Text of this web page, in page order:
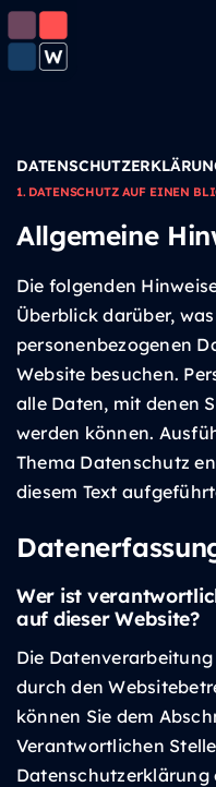
Skip
to
content
1. DATENSCHUTZ AUF EINEN
Allgemeine
Die folgenden
Überblick darüber,
personenbezogenen
Website besuchen.
alle Daten, mit denen
werden können.
Thema Datenschutz
diesem Text
Wer ist
auf dieser Website?
Die
durch den
können Sie dem
Verantwortlichen
Datenschutzerklärung